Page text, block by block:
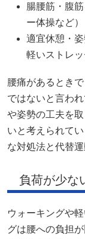
腸腰筋・腹
ー体操など）
適宜休憩・
軽いストレッ
腰痛があるとき
ではないと言わ
や姿勢の工夫を
いと考えられて
な対処法と代替運
負荷が少な
ウォーキングや
グは腰への負担